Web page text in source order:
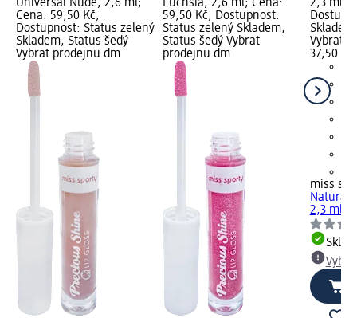
Universal Nude, 2,6 ml;
Cena: 59,50 Kč;
Dostupnost: Status zelený
Skladem, Status šedý
Vybrat prodejnu dm
Fuchsia, 2,6 ml; Cena:
59,50 Kč; Dostupnost:
Status zelený Skladem,
Status šedý Vybrat
prodejnu dm
2,3 ml;
Vybrat
37,50 Kč
miss
2,3 ml